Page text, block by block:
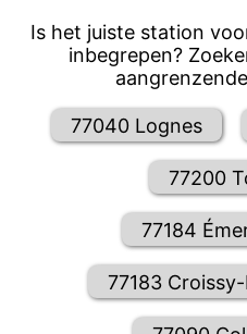
Is het juiste station
inbegrepen?
77040 Lognes
77200
77184
77183